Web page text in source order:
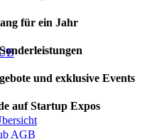
für ein Jahr
und exklusive Events
auf Startup Expos
AGB